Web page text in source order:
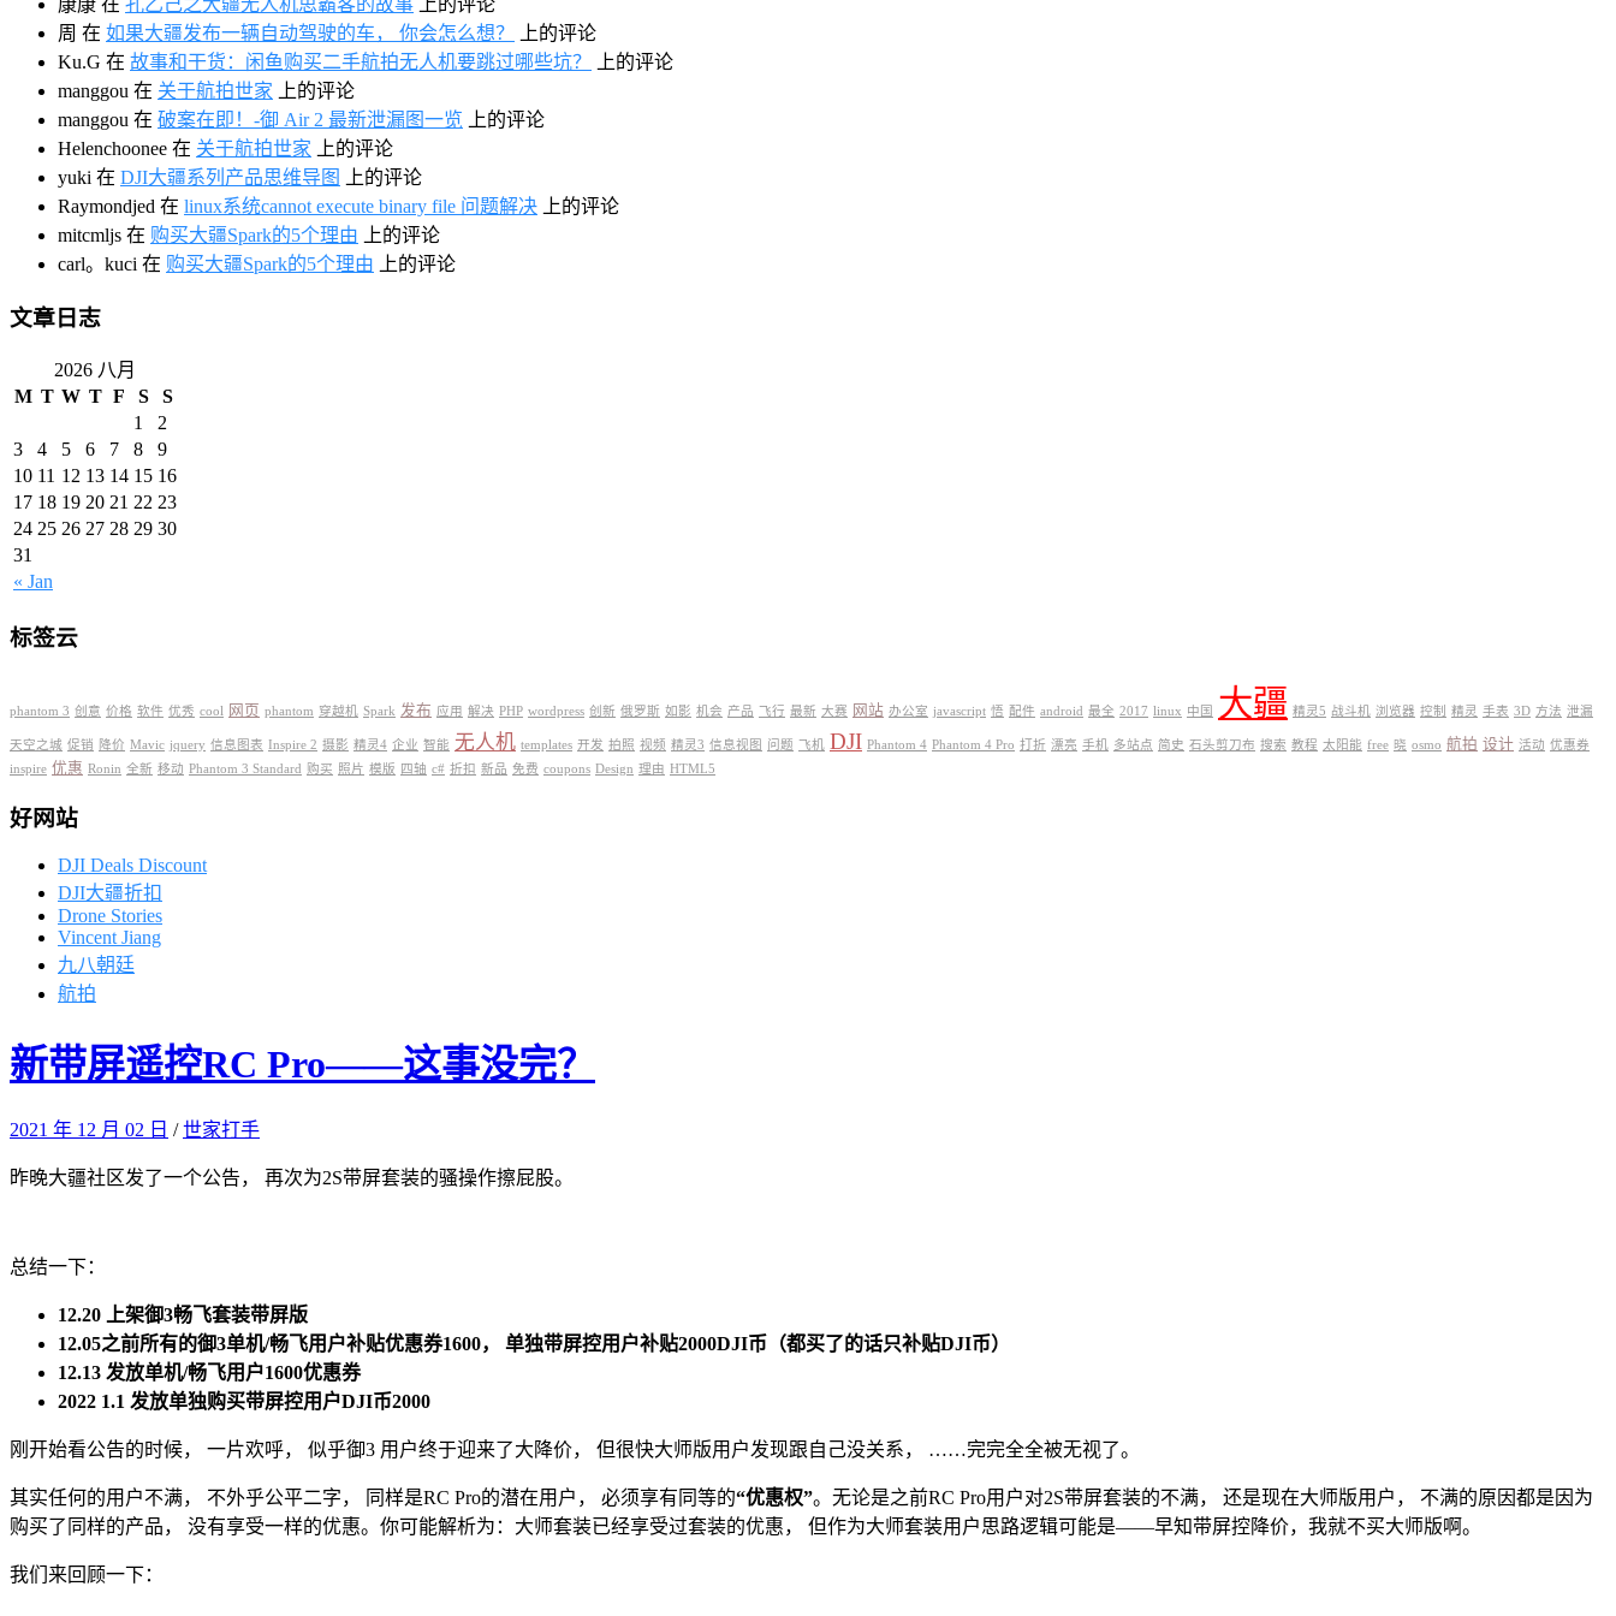
周 在 如果大疆发布一辆自动驾驶的车， 你会怎么想？
上的评论
Ku.G 在 故事和干货：闲鱼购买二手航拍无人机要跳过哪些坑？
上的评论
manggou 在 关于航拍世家 上的评论
manggou 在 破案在即！-御 Air 2 最新泄漏图一览 上的评论
Helenchoonee 在 关于航拍世家 上的评论
yuki 在 DJI大疆系列产品思维导图
上的评论
Raymondjed 在 linux系统cannot execute binary file 问题解决 上的评论
mitcmljs 在 购买大疆Spark的5个理由 上的评论
carl。kuci 在 购买大疆Spark的5个理由 上的评论
文章日志
2026 八月
M T W T F S S
« Jan
1
2
3
4 5 6 7 8
9
10 11 12 13 14 15 16
17 18 19 20 21 22 23
24 25 26 27 28 29 30
31
标签云
phantom 3 创意 价格 软件 优秀 cool 网页 phantom 穿越机 Spark 发布 应用 解决 PHP wordpress 创新 俄罗斯 如影 机会 产品 飞行 最新 大赛 网站 办公室 javascript 悟 配件 android 最全 2017 linux 中国 大疆 精灵5 战斗机 浏览器 控制 精灵 手表 3D 方法 泄漏
天空之城 促销 降价 Mavic jquery 信息图表 Inspire 2 摄影 精灵4 企业 智能 无人机 templates 开发 拍照 视频 精灵3 信息视图 问题 飞机 DJI Phantom 4 Phantom 4 Pro 打折 漂亮 手机 多站点 简史 石头剪刀布 搜索 教程 太阳能 free 晓 osmo 航拍 设计 活动 优惠券
inspire 优惠 Ronin 全新 移动 Phantom 3 Standard 购买 照片 模版 四轴 c# 折扣 新品 免费 coupons Design 理由 HTML5
好网站
DJI Deals Discount
DJI大疆折扣
Drone Stories
Vincent Jiang
九八朝廷
航拍
新带屏遥控RC Pro——这事没完？
2021 年 12 月 02 日 /世家打手
昨晚大疆社区发了一个公告， 再次为2S带屏套装的骚操作擦屁股。
总结一下：
12.20 上架御3畅飞套装带屏版
12.05之前所有的御3单机/畅飞用户补贴优惠券1600， 单独带屏控用户补贴2000DJI币（都买了的话只补贴DJI币）
12.13 发放单机/畅飞用户1600优惠券
2022 1.1 发放单独购买带屏控用户DJI币2000
刚开始看公告的时候， 一片欢呼， 似乎御3 用户终于迎来了大降价， 但很快大师版用户发现跟自己没关系， ……完完全全被无视了。
其实任何的用户不满， 不外乎公平二字， 同样是RC Pro的潜在用户， 必须享有同等的“优惠权”。无论是之前RC Pro用户对2S带屏套装的不满， 还是现在大师版用户， 不满的原因都是因为
购买了同样的产品， 没有享受一样的优惠。你可能解析为：大师套装已经享受过套装的优惠， 但作为大师套装用户思路逻辑可能是——早知带屏控降价，我就不买大师版啊。
我们来回顾一下：